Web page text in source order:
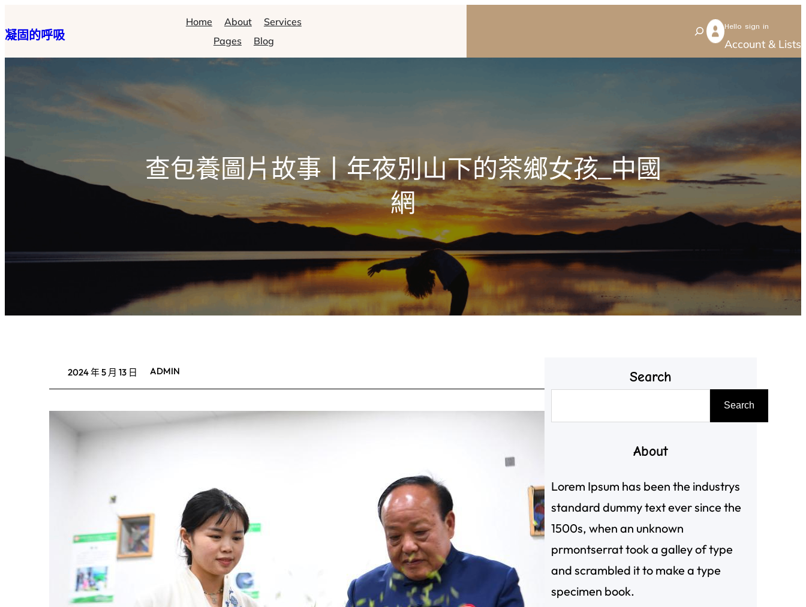
至
主
凝固的呼吸
Home About
Services
Pages
Blog
S
e
Hello sign in
Account & Lists
查包養圖片故事丨年夜別山下的茶鄉女孩_中國
網
2024 年 5 月 13 日 ADMIN Search
尋
Search
About
Lorem Ipsum has been the industrys
standard dummy text ever since the
1500s, when an unknown
prmontserrat took a galley of type
and scrambled it to make a type
specimen book.